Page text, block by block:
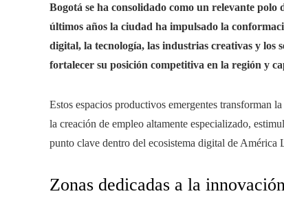
Bogotá se ha consolidado como un relevante
últimos años la ciudad ha impulsado la
digital, la tecnología, las industrias creativas y los
fortalecer su posición competitiva en la región y
Estos espacios productivos emergentes transforman
la creación de empleo altamente especializado,
punto clave dentro del ecosistema digital de América
Zonas dedicadas a la